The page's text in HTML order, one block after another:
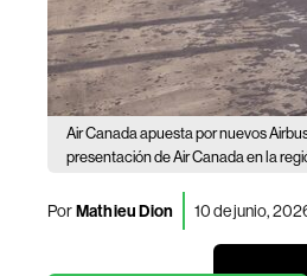
Air Canada apuesta por nuevos
presentación de Air Canada en la
PorMathieu Dion 10 de junio,